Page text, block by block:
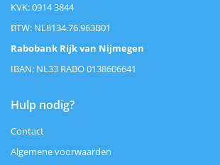
KVK: 0914 3844
BTW: NL8134.76.963B01
Rabobank Rijk van Nijmegen
IBAN: NL33 RABO 0138606641
Hulp nodig?
Contact
Algemene voorwaarden